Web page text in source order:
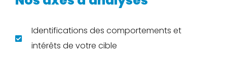
Identifications des comportements et
intérêts de votre cible